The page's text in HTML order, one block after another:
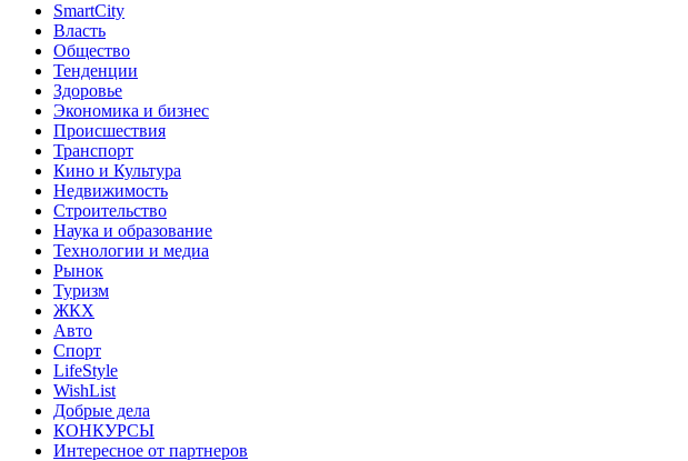
SmartCity
Власть
Общество
Тенденции
Здоровье
Экономика и бизнес
Происшествия
Транспорт
Кино и Культура
Недвижимость
Строительство
Наука и образование
Технологии и медиа
Рынок
Туризм
ЖКХ
Авто
Спорт
LifeStyle
WishList
Добрые дела
КОНКУРСЫ
Интересное от партнеров